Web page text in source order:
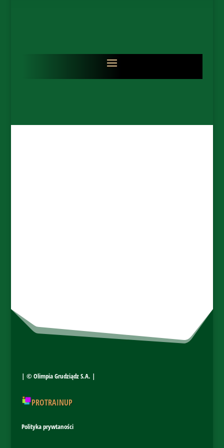
| © Olimpia Grudziądz S.A. |
PROTRAINUP
Polityka prywtaności